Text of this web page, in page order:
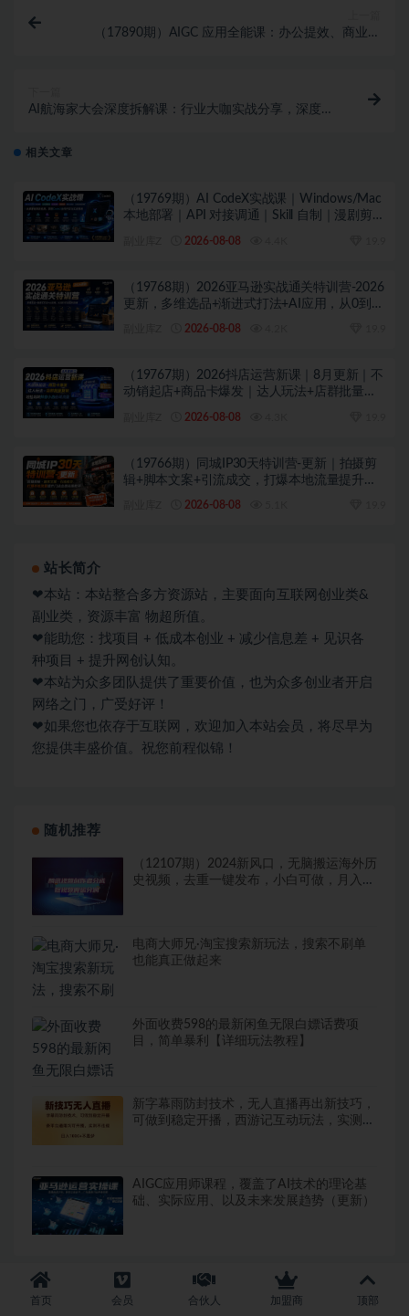
（17890期）AIGC 应用全能课：办公提效、商业创
AI航海家大会深度拆解课：行业大咖实战分享，深度解
相关文章
（19769期）AI CodeX实战课｜Windows/Mac
本地部署｜API 对接调通｜Skill 自制｜漫剧剪辑
2026-08-08
（19768期）2026亚马逊实战通关特训营-2026
更新，多维选品+渐进式打法+AI应用，从0到1
2026-08-08
（19767期）2026抖店运营新课｜8月更新｜不
动销起店+商品卡爆发｜达人玩法+店群批量复
2026-08-08
（19766期）同城IP30天特训营-更新｜拍摄剪
辑+脚本文案+引流成交，打爆本地流量提升门
店业绩实操教学
2026-08-08
站长简介
❤本站：本站整合多方资源站，主要面向互联网创业类&
副业类，资源丰富 物超所值。
❤能助您：找项目 + 低成本创业 + 减少信息差 + 见识各
种项目 + 提升网创认知。
❤本站为众多团队提供了重要价值，也为众多创业者开启
网络之门，广受好评！
❤如果您也依存于互联网，欢迎加入本站会员，将尽早为
您提供丰盛价值。祝您前程似锦！
随机推荐
（12107期）2024新风口，无脑搬运海外历
史视频，去重一键发布，小白可做，月入
电商大师兄·淘宝搜索新玩法，搜索不刷单
也能真正做起来
外面收费598的最新闲鱼无限白嫖话费项
目，简单暴利【详细玩法教程】
新字幕雨防封技术，无人直播再出新技巧，
可做到稳定开播，西游记互动玩法，实测不
AIGC应用师课程，覆盖了AI技术的理论基
础、实际应用、以及未来发展趋势（更新）
首页 会员 合伙人 加盟商 顶部